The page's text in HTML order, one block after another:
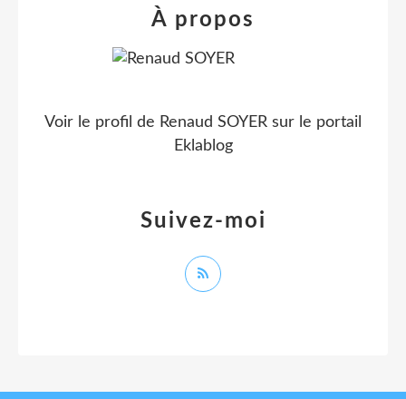
Suivez-moi
À propos
Voir le profil de Renaud SOYER sur le portail
Eklablog